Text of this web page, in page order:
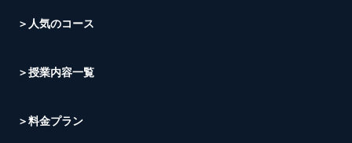
＞人気のコース
＞授業内容一覧
＞料金プラン